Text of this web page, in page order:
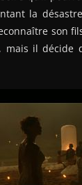
la
son
il décide